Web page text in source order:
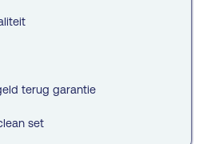
terug garantie
set